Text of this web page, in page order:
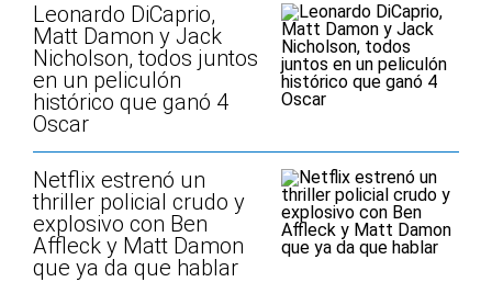
Leonardo DiCaprio,
Matt Damon y Jack
Nicholson, todos juntos
en un peliculón
histórico que ganó 4
Oscar
Netflix estrenó un
thriller policial crudo y
explosivo con Ben
Affleck y Matt Damon
que ya da que hablar